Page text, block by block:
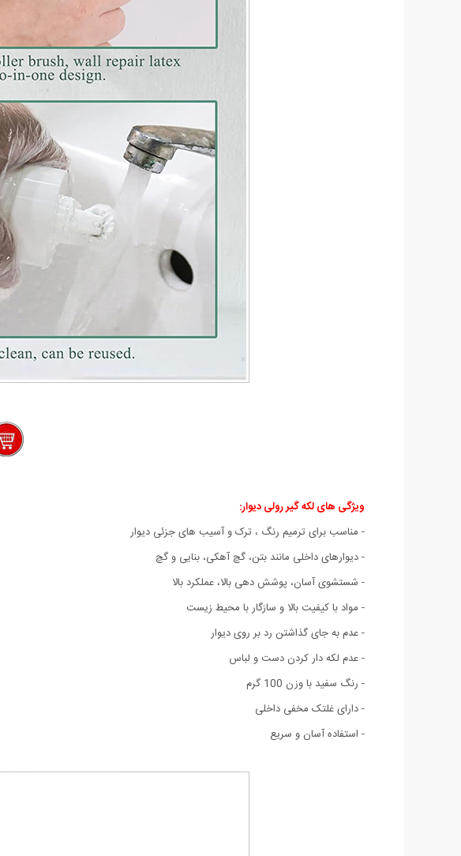
ویژگی های لکه گیر رولی دیوار:
- مناسب برای ترمیم رنگ ، ترک و آسیب های جزئی دیوار
- دیوارهای داخلی مانند بتن، گچ آهکی، بنایی و گچ
- شستشوی آسان، پوشش دهی بالا، عملکرد بالا
- مواد با کیفیت بالا و سازگار با محیط زیست
- عدم به جای گذاشتن رد بر روی دیوار
- عدم لکه دار کردن دست و لباس
- رنگ سفید با وزن 100 گرم
- دارای غلتک مخفی داخلی
- استفاده آسان و سریع